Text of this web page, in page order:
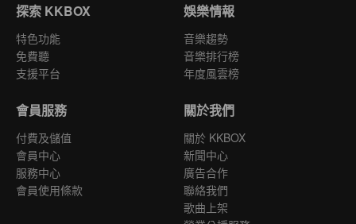
探索 KKBOX
特色功能
免費聽
支援平台
娛樂情報
音樂趨勢
音樂排行榜
年度風雲榜
會員服務
付費及儲值
會員中心
服務中心
會員使用條款
關於我們
關於 KKBOX
新聞中心
廣告合作
聯絡我們
歌曲上架